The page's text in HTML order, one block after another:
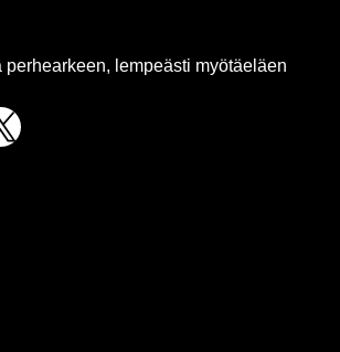
perhearkeen, lempeästi myötäeläen